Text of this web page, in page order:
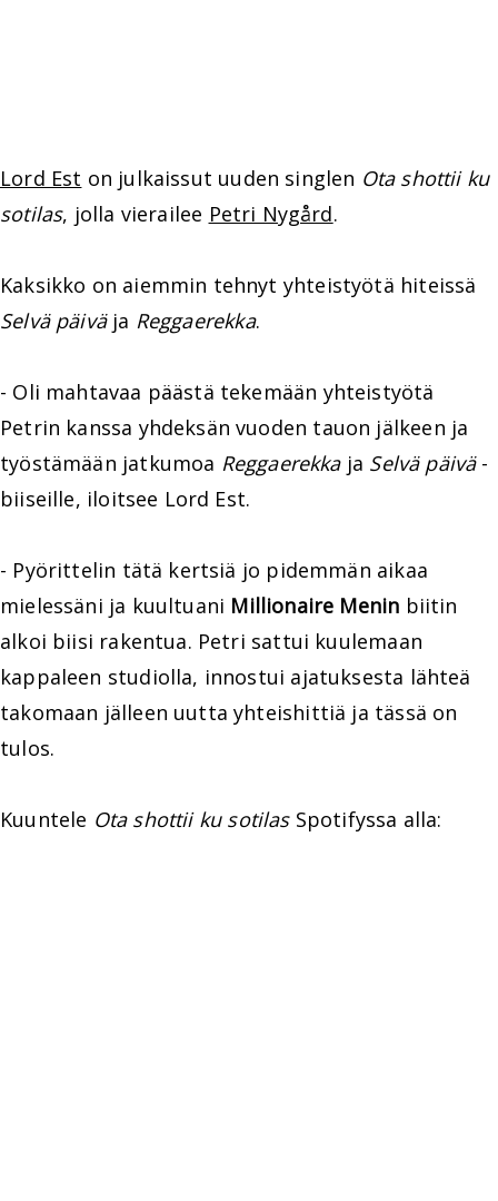
Lord Est on julkaissut uuden singlen Ota shottii ku
sotilas, jolla vierailee Petri Nygård.
Kaksikko on aiemmin tehnyt yhteistyötä hiteissä
Selvä päiväja Reggaerekka.
- Oli mahtavaa päästä tekemään yhteistyötä
Petrin kanssa yhdeksän vuoden tauon jälkeen ja
työstämään jatkumoa Reggaerekkaja Selvä päivä-
biiseille, iloitsee Lord Est.
- Pyörittelin tätä kertsiä jo pidemmän aikaa
mielessäni ja kuultuani Millionaire Menin biitin
alkoi biisi rakentua. Petri sattui kuulemaan
kappaleen studiolla, innostui ajatuksesta lähteä
takomaan jälleen uutta yhteishittiä ja tässä on
tulos.
Kuuntele Ota shottii ku sotilasSpotifyssa alla: